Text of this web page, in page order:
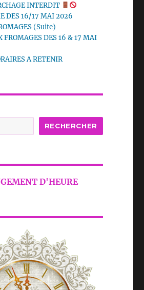
INTERDIT
DES 16/17 MAI 2026
(Suite)
FROMAGES DES 16 & 17 MAI
A RETENIR
RECHERCHER
D'HEURE